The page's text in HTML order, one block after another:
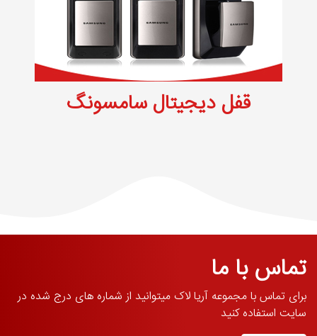
قفل دیجیتال سامسونگ
تماس با ما
برای تماس با مجموعه آریا لاک میتوانید از شماره های درج شده در
سایت استفاده کنید